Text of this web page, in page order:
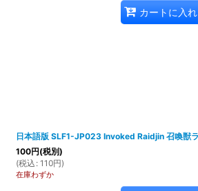
カートに入
日本語版 SLF1-JP023 Invoked Raidjin 召喚獣
100円(税別)
(税込 : 110円)
在庫わずか